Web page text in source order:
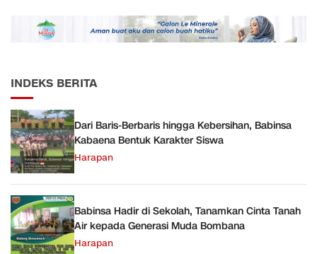
JMD dan JMF
INDEKS BERITA
Dari Baris-Berbaris hingga Kebersihan, Babinsa
Kabaena Bentuk Karakter Siswa
Harapan
Babinsa Hadir di Sekolah, Tanamkan Cinta Tanah
Air kepada Generasi Muda Bombana
Harapan